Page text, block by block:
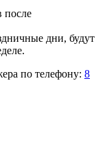
после
дни, будут
по телефону: 8